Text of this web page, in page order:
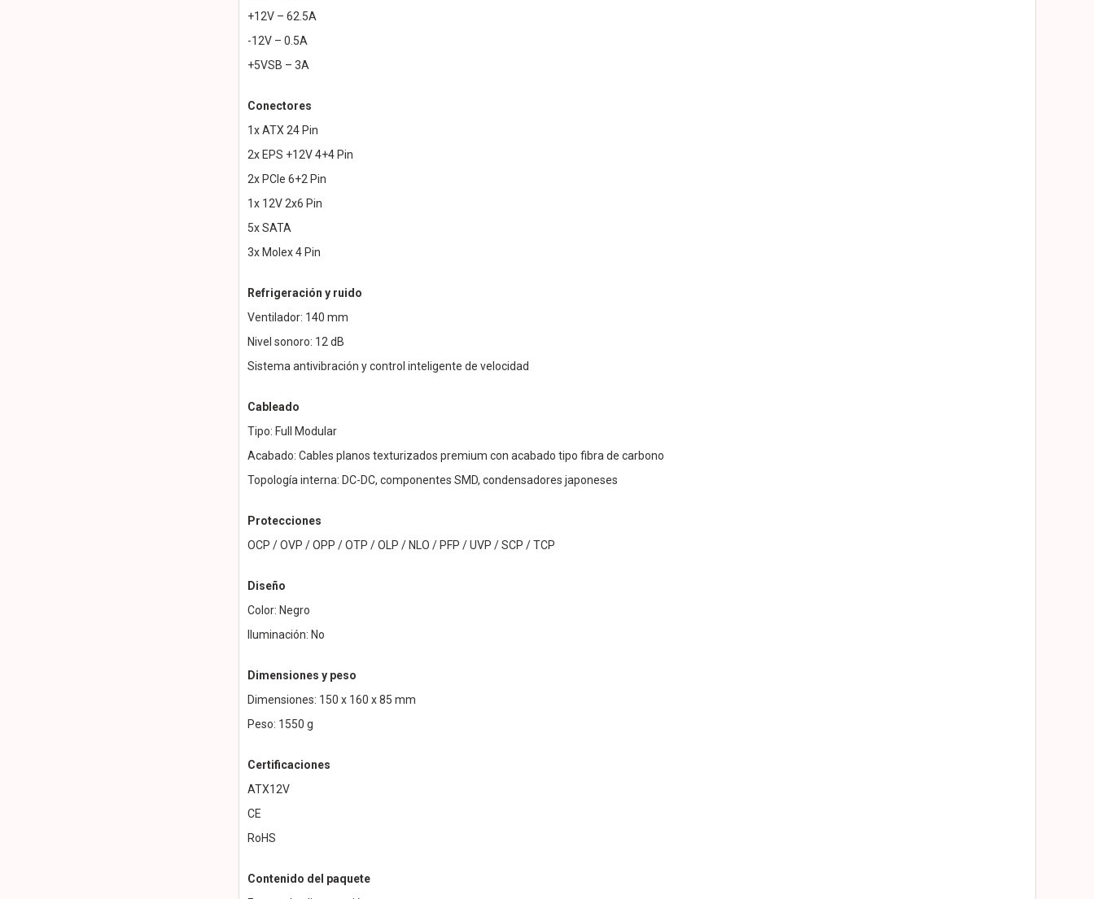
+12V – 62.5A
-12V – 0.5A
+5VSB – 3A
Conectores
1x ATX 24 Pin
2x EPS +12V 4+4 Pin
2x PCIe 6+2 Pin
1x 12V 2x6 Pin
5x SATA
3x Molex 4 Pin
Refrigeración y ruido
Ventilador: 140 mm
Nivel sonoro: 12 dB
Sistema antivibración y control inteligente de velocidad
Cableado
Tipo: Full Modular
Acabado: Cables planos texturizados premium con acabado tipo fibra de carbono
Topología interna: DC-DC, componentes SMD, condensadores japoneses
Protecciones
OCP / OVP / OPP / OTP / OLP / NLO / PFP / UVP / SCP / TCP
Diseño
Color: Negro
Iluminación: No
Dimensiones y peso
Dimensiones: 150 x 160 x 85 mm
Peso: 1550 g
Certificaciones
ATX12V
CE
RoHS
Contenido del paquete